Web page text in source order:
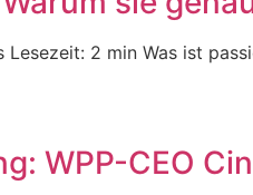
2 min Was ist
WPP-CEO